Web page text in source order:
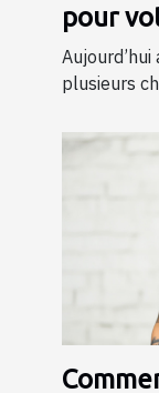
pour
plusieurs